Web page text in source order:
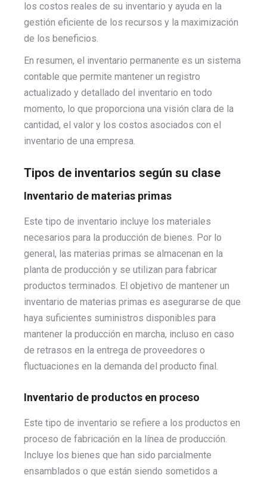
los costos reales de su inventario y ayuda en la
gestión eficiente de los recursos y la maximización
de los beneficios.
En resumen, el inventario permanente es un sistema
contable que permite mantener un registro
actualizado y detallado del inventario en todo
momento, lo que proporciona una visión clara de la
cantidad, el valor y los costos asociados con el
inventario de una empresa.
Tipos de inventarios según su clase
Inventario de materias primas
Este tipo de inventario incluye los materiales
necesarios para la producción de bienes. Por lo
general, las materias primas se almacenan en la
planta de producción y se utilizan para fabricar
productos terminados. El objetivo de mantener un
inventario de materias primas es asegurarse de que
haya suficientes suministros disponibles para
mantener la producción en marcha, incluso en caso
de retrasos en la entrega de proveedores o
fluctuaciones en la demanda del producto final.
Inventario de productos en proceso
Este tipo de inventario se refiere a los productos en
proceso de fabricación en la línea de producción.
Incluye los bienes que han sido parcialmente
ensamblados o que están siendo sometidos a